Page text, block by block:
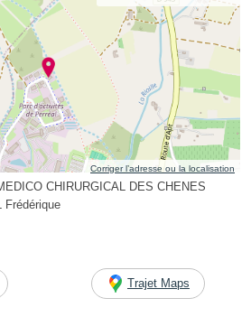
Corriger l’adresse ou la localisation
CHIRURGICAL DES CHENES
Frédérique
Trajet Maps